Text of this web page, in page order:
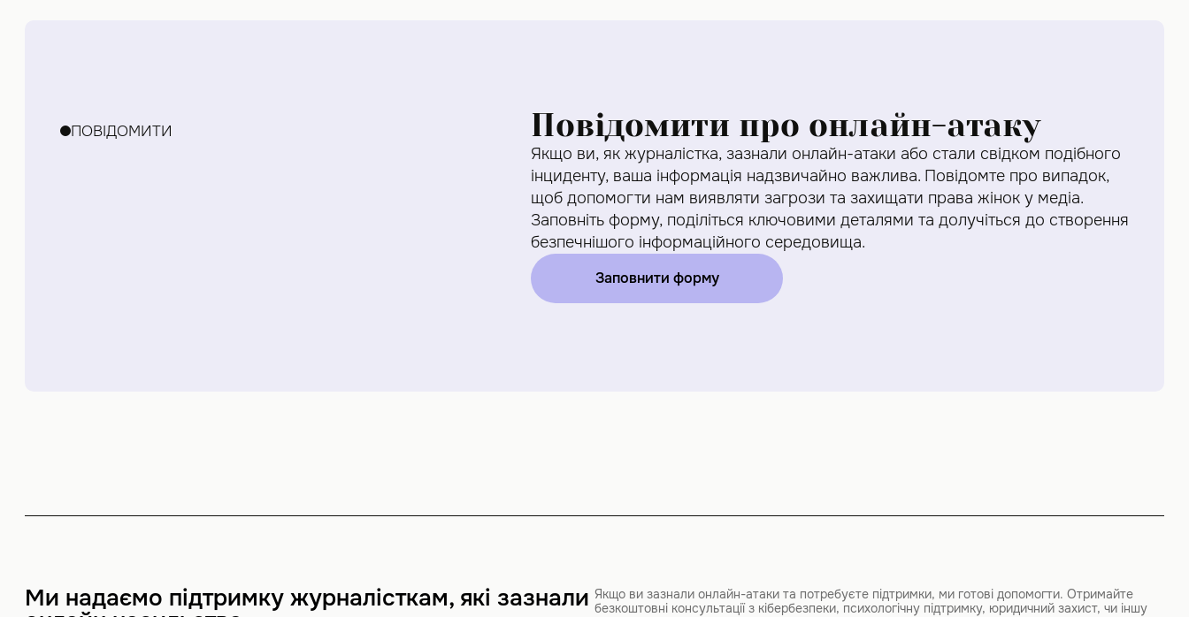
ПОВІДОМИТИ Повідомити про онлайн-атаку
Якщо ви, як журналістка, зазнали онлайн-атаки або стали свідком подібного
інциденту, ваша інформація надзвичайно важлива. Повідомте про випадок,
щоб допомогти нам виявляти загрози та захищати права жінок у медіа.
Заповніть форму, поділіться ключовими деталями та долучіться до створення
безпечнішого інформаційного середовища.
Заповнити форму
Ми надаємо підтримку журналісткам, які зазнали Якщо ви зазнали онлайн-атаки та потребуєте підтримки, ми готові допомогти. Отримайте
безкоштовні консультації з кібербезпеки, психологічну підтримку, юридичний захист, чи іншу